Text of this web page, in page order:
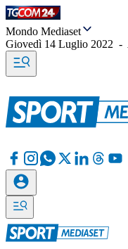
Mondo Mediaset
Giovedì 14 Luglio 2022 -